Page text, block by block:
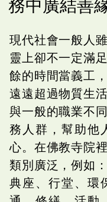
務中廣結善
現代社會一般人
靈上卻不一定滿
餘的時間當義工
遠遠超過物質生
與一般的職業不
務人群，幫助他
心。在佛教寺院
類別廣泛，例如
典座、行堂、環